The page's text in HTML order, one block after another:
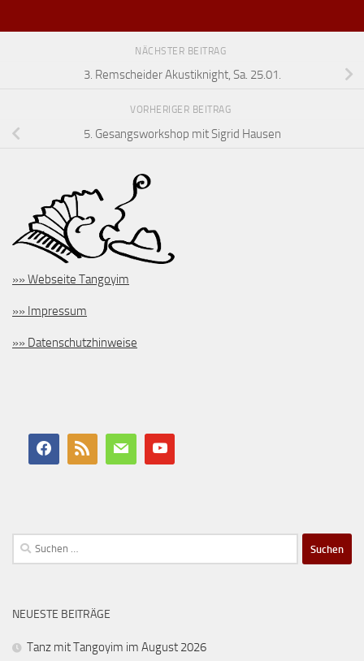
NÄCHSTER BEITRAG
3. Remscheider Akustiknight, Sa. 25.01.
VORHERIGER BEITRAG
5. Gesangsworkshop mit Sigrid Hausen
»» Webseite Tangoyim
»» Impressum
»» Datenschutzhinweise
Suchen
nach:
NEUESTE BEITRÄGE
Tanz mit Tangoyim im August 2026